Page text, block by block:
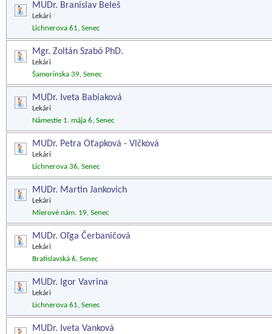
MUDr. Branislav Beleš
Lekári
Lichnerova 61, Senec
Mgr. Zoltán Szabó PhD.
Lekári
Šamorínska 39, Senec
MUDr. Iveta Babiaková
Lekári
Námestie 1. mája 6, Senec
MUDr. Petra Oťapková - Vlčková
Lekári
Lichnerova 36, Senec
MUDr. Martin Jankovich
Lekári
Mierové nám. 19, Senec
MUDr. Oľga Čerbaničová
Lekári
Bratislavská 6, Senec
MUDr. Igor Vavrina
Lekári
Lichnerova 61, Senec
MUDr. Iveta Vanková